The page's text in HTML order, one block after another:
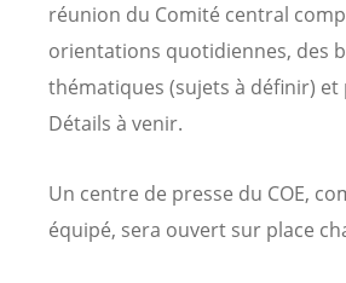
réunion du Comité central
orientations quotidiennes, des
thématiques (sujets à définir) et
Détails à venir.
Un centre de presse du COE,
équipé, sera ouvert sur place